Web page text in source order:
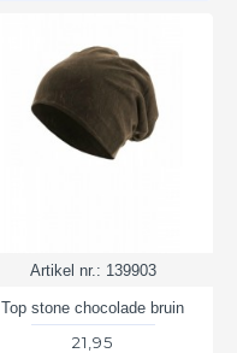
Artikel nr.: 139903
Top stone chocolade bruin
21,95